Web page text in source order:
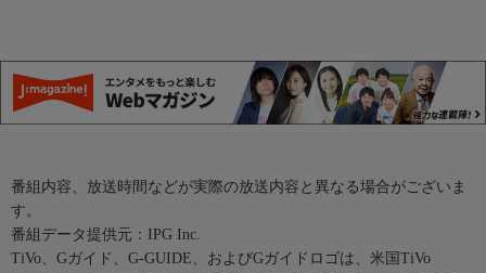
番組内容、放送時間などが実際の放送内容と異なる場合がございま
す。
番組データ提供元：IPG Inc.
TiVo、Gガイド、G-GUIDE、およびGガイドロゴは、米国TiVo